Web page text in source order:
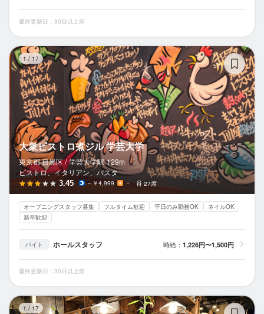
最終更新日：30日以上前
1 / 17
大衆ビストロ煮ジル 学芸大学
東京都 目黒区 / 学芸大学駅 129m
ビストロ、イタリアン、パスタ
3.45 ～￥4,999 － 27席
オープニングスタッフ募集 フルタイム歓迎 平日のみ勤務OK
ネイルOK
新卒歓迎
バイト ホールスタッフ 時給： 1,226円〜1,500円
最終更新日：30日以上前
1 / 17